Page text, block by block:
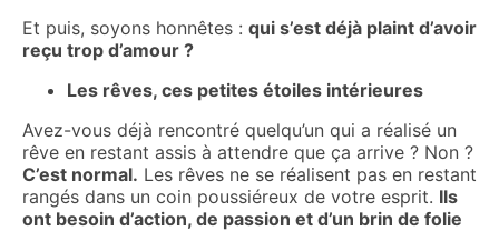
Et puis, soyons honnêtes : qui s’est déjà plaint d’avoir
reçu trop d’amour ?
Les rêves, ces petites étoiles intérieures
Avez-vous déjà rencontré quelqu’un qui a réalisé un
rêve en restant assis à attendre que ça arrive ? Non ?
C’est normal. Les rêves ne se réalisent pas en restant
rangés dans un coin poussiéreux de votre esprit. Ils
ont besoin d’action, de passion et d’un brin de folie